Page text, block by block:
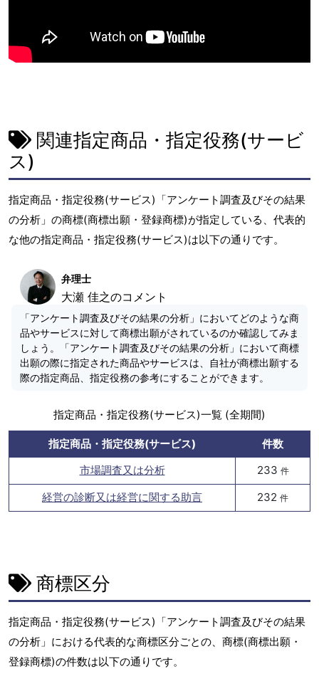
関連指定商品・指定役務(サービ
ス)
指定商品・指定役務(サービス)「アンケート調査及びその結果
の分析」の商標(商標出願・登録商標)が指定している、代表的
な他の指定商品・指定役務(サービス)は以下の通りです。
弁理士
大瀬 佳之のコメント
「アンケート調査及びその結果の分析」においてどのような商
品やサービスに対して商標出願がされているのか確認してみま
しょう。「アンケート調査及びその結果の分析」において商標
出願の際に指定された商品やサービスは、自社が商標出願する
際の指定商品、指定役務の参考にすることができます。
指定商品・指定役務(サービス)一覧 (全期間)
指定商品・指定役務(サービス)
件数
市場調査又は分析
233 件
経営の診断又は経営に関する助言 232 件
商標区分
指定商品・指定役務(サービス)「アンケート調査及びその結果
の分析」における代表的な商標区分ごとの、商標(商標出願・
登録商標)の件数は以下の通りです。